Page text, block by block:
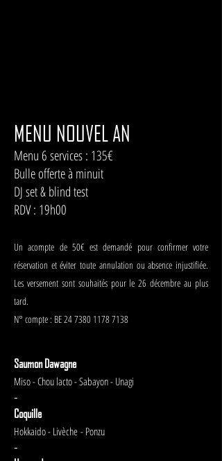
MENU NOUVEL AN
Menu 6 services : 135€
Bulle offerte à minuit
DJ set & blind test
RDV : 19h00
Un acompte de 50€ est demandé pour confirmer votre
réservation et éviter toute annulation ou absence injustifiée.
Les versement sont souhaités pour le 26 décembre au plus
tard.
N° compte : BE 24 7380 1178 7138
Saumon Dawagne
Miso - Chou lacto - Sabayon - Unagi
-​​
Coquille
Hokkaido - Livèche - Ponzu
-